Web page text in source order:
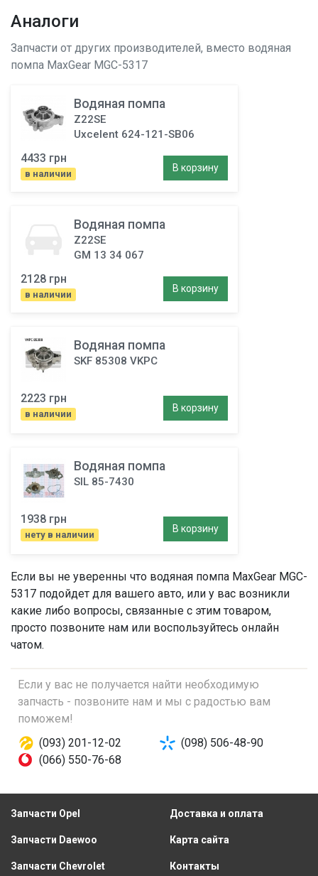
Аналоги
Запчасти от других производителей, вместо водяная
помпа MaxGear MGC-5317
Водяная помпа
Z22SE
Uxcelent 624-121-SB06
4433 грн
в наличии
В корзину
Водяная помпа
Z22SE
GM 13 34 067
2128 грн
в наличии
В корзину
Водяная помпа
SKF 85308 VKPC
2223 грн
в наличии
В корзину
Водяная помпа
SIL 85-7430
1938 грн
нету в наличии
В корзину
Если вы не уверенны что водяная помпа MaxGear MGC-
5317 подойдет для вашего авто, или у вас возникли
какие либо вопросы, связанные с этим товаром,
просто позвоните нам или воспользуйтесь онлайн
чатом.
Если у вас не получается найти необходимую
запчасть - позвоните нам и мы с радостью вам
поможем!
(093) 201-12-02
(098) 506-48-90
(066) 550-76-68
Запчасти Opel
Запчасти Daewoo
Запчасти Chevrolet
Доставка и оплата
Карта сайта
Контакты